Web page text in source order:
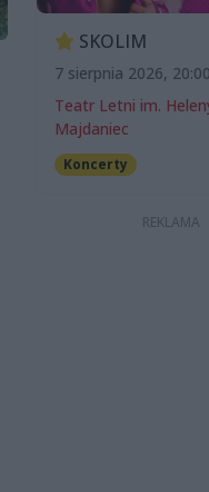
SKOLIM
7 sierpnia 2026, 20:00
Teatr Letni im.
Majdaniec
Koncerty